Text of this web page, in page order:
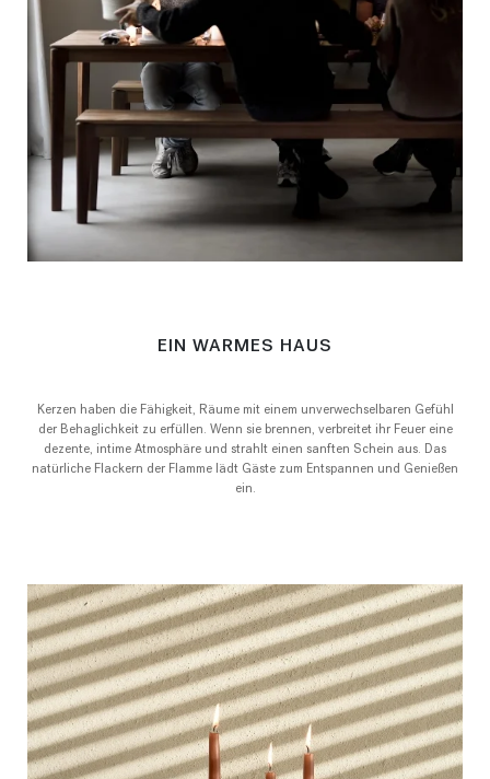
EIN WARMES HAUS
Kerzen haben die Fähigkeit, Räume mit einem unverwechselbaren Gefühl
der Behaglichkeit zu erfüllen. Wenn sie brennen, verbreitet ihr Feuer eine
dezente, intime Atmosphäre und strahlt einen sanften Schein aus. Das
natürliche Flackern der Flamme lädt Gäste zum Entspannen und Genießen
ein.